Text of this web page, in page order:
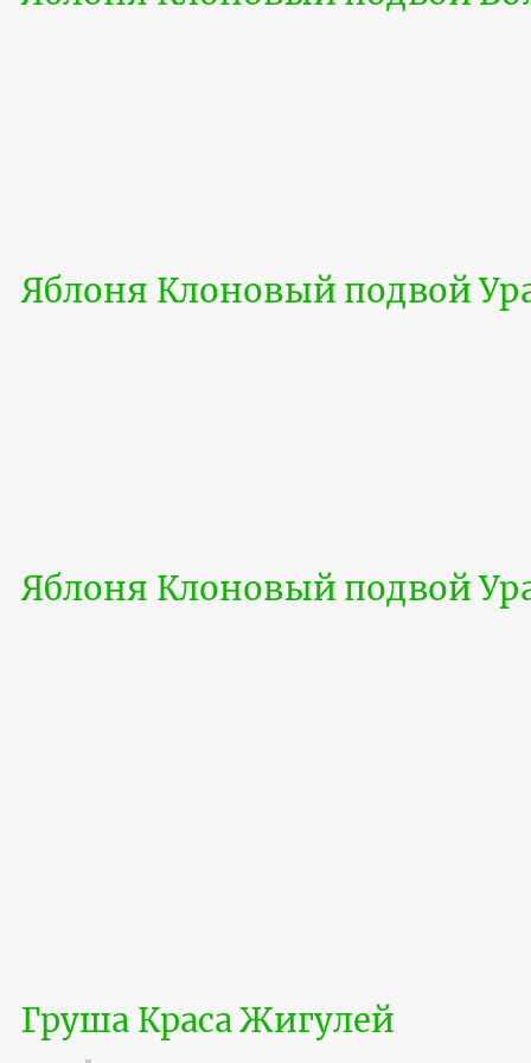
Яблоня Клоновый подвой
Яблоня Клоновый подвой
Груша Краса Жигулей